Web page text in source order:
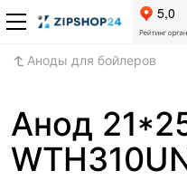
Аноды для бойлеров
Анод